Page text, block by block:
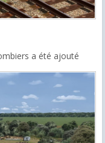
a été ajouté